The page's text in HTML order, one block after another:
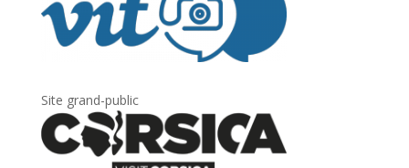
Site grand-public